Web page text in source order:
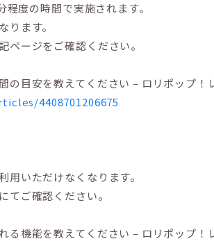
度の時間で実施されます。
ります。
ページをご確認ください。
目安を教えてください – ロリポップ！
4408701206675
用いただけなくなります。
てご確認ください。
機能を教えてください – ロリポップ！